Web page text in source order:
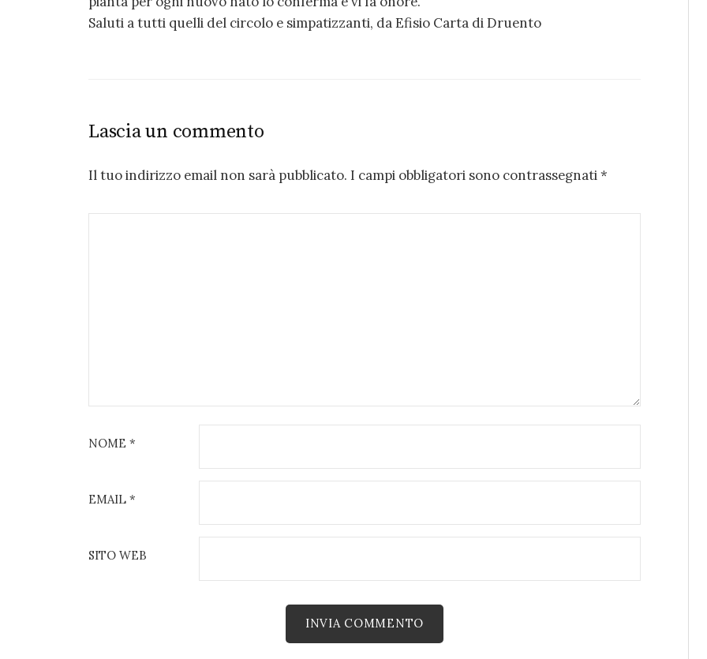
Saluti a tutti quelli del circolo e simpatizzanti, da Efisio Carta di Druento
Lascia un commento
Il tuo indirizzo email non sarà pubblicato. I campi obbligatori sono contrassegnati*
NOME *
EMAIL *
SITO WEB